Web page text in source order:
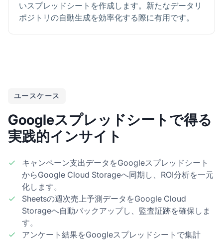
いスプレッドシートを作成します。新たなデータリ
ポジトリの自動生成を効率化する際に有用です。
ユースケース
Googleスプレッドシートで得る
実践的インサイト
キャンペーン支出データをGoogleスプレッドシート
からGoogle Cloud Storageへ同期し、ROI分析を一元
化します。
Sheetsの週次売上予測データをGoogle Cloud
Storageへ自動バックアップし、監査証跡を確保しま
す。
アンケート結果をGoogleスプレッドシートで集計